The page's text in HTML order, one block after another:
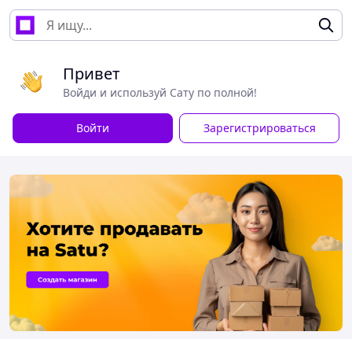
Привет
Войди и используй Сату по полной!
Войти Зарегистрироваться